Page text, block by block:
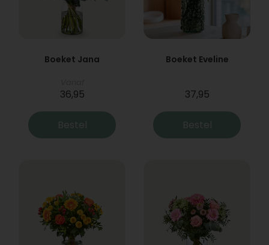
Boeket Jana
36,95
Bestel
Boeket Eveline
37,95
Bestel